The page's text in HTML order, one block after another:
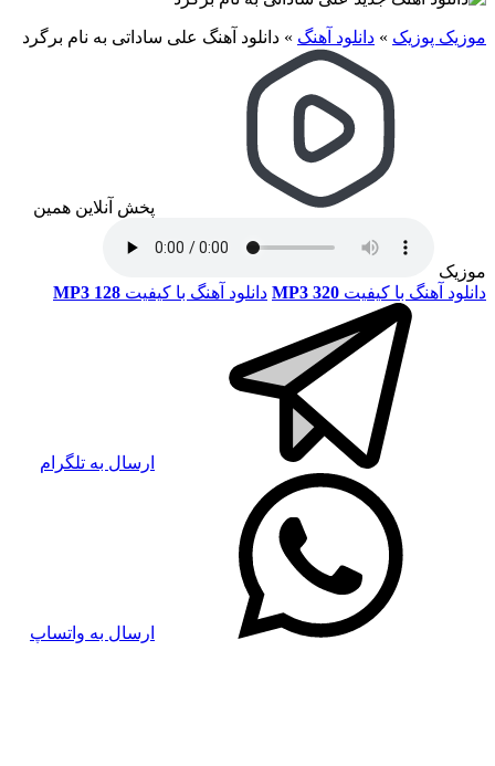
موزیک پوزیک » دانلود آهنگ » دانلود آهنگ علی ساداتی به نام برگرد
پخش آنلاین همین
موزیک
دانلود آهنگ با کیفیت MP3 320 دانلود آهنگ با کیفیت MP3 128
ارسال به تلگرام
ارسال به واتساپ